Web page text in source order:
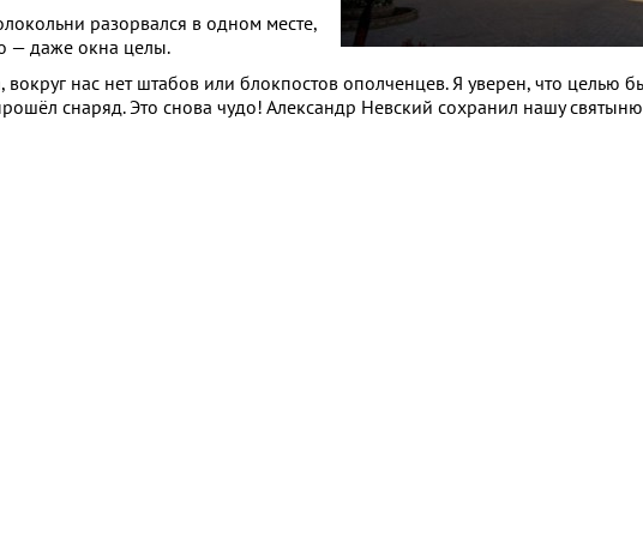
разорвался в одном месте,
— даже окна целы.
вокруг нас нет штабов или блокпостов ополченцев. Я уверен, что целью
снаряд. Это снова чудо! Александр Невский сохранил нашу